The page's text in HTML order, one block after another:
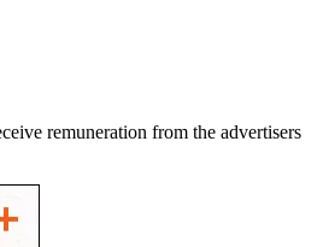
remuneration from the advertisers